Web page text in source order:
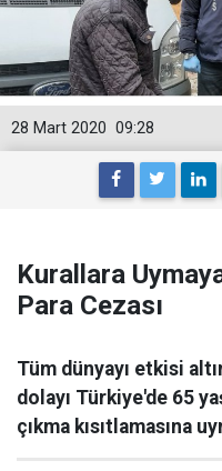
09:28
28 Mart 2020
Kurallara
Para Cezası
Tüm dünyayı etkisi
dolayı Türkiye'de 65
çıkma kısıtlamasına